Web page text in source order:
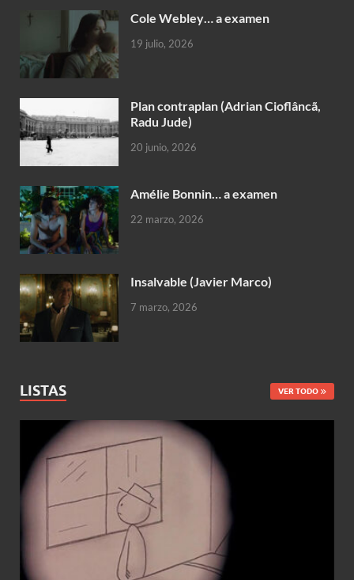
Cole Webley… a examen
19 julio, 2026
Plan contraplan (Adrian Cioflâncã,
Radu Jude)
20 junio, 2026
Amélie Bonnin… a examen
22 marzo, 2026
Insalvable (Javier Marco)
7 marzo, 2026
LISTAS VER TODO